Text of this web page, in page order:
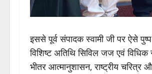
इससे पूर्व संपादक स्वामी जी पर ऐसे
विशिष्ट अतिथि सिविल जज एवं विधिक
भीतर आत्मानुशासन, राष्ट्रीय चरित्र